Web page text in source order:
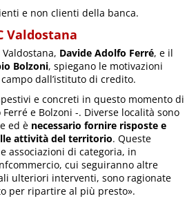
e non clienti della banca.
Valdostana
Davide Adolfo Ferré, e il
Bolzoni, spiegano le motivazioni
dall’istituto di credito.
e concreti in questo momento di
e Bolzoni -. Diverse località sono
ed è necessario fornire risposte e
attività del territorio. Queste
associazioni di categoria, in
cui seguiranno altre
ulteriori interventi, sono ragionate
per ripartire al più presto».